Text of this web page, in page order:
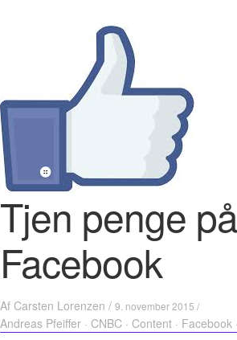
Tjen penge
Facebook
Af Carsten Lorenzen / 9. november 2015 /
Andreas Pfeiffer · CNBC · Content · Facebook ·